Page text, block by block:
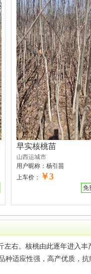
早实核桃苗
山西运城市
用户昵称： 杨引苗
上车价：
￥3
免
右。核桃由此逐年进入丰
种适应性强，高产优质，